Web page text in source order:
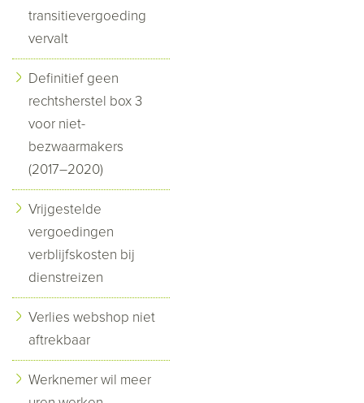
transitievergoeding
vervalt
Definitief geen
rechtsherstel box 3
voor niet-
bezwaarmakers
(2017–2020)
Vrijgestelde
vergoedingen
verblijfskosten bij
dienstreizen
Verlies webshop niet
aftrekbaar
Werknemer wil meer